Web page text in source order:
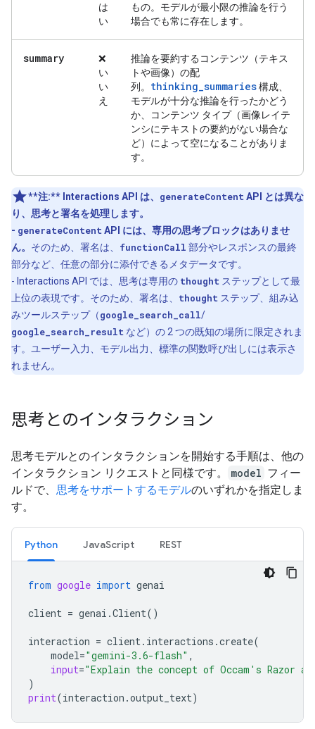
は
い
もの。モデルが最小限の推論を行う
場合でも常に存在します。
summary
❌
い
い
え
推論を要約するコンテンツ（テキス
トや画像）の配
列。 thinking_summaries構成、
モデルが十分な推論を行ったかどう
か、コンテンツ タイプ（画像レイテ
ンシにテキストの要約がない場合な
ど）によって空になることがありま
す。
**注:** Interactions API は、 generateContent API とは異な
り、思考と署名を処理します。
- generateContent API には、専用の思考ブロックはありませ
ん。 そのため、署名は、 functionCall 部分やレスポンスの最終
部分など、任意の部分に添付できるメタデータです。
- Interactions API では、思考は専用の thought ステップとして最
上位の表現です。そのため、署名は、 thought ステップ、組み込
みツールステップ（google_search_call/
google_search_result など）の 2 つの既知の場所に限定されま
す。ユーザー入力、モデル出力、標準の関数呼び出しには表示さ
れません。
思考とのインタラクション
思考モデルとのインタラクションを開始する手順は、他の
インタラクション リクエストと同様です。
model フィー
ルドで、 思考をサポートするモデルのいずれかを指定しま
す。
Python JavaScript REST
from google import genai
client = genai .Client()
interaction = client. interactions .create(
model="gemini-3.6-flash" ,
input="Explain the concept of Occam's Razor
)
print(interaction .output_text)